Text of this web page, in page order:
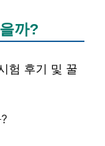
까?
험 후기 및 꿀